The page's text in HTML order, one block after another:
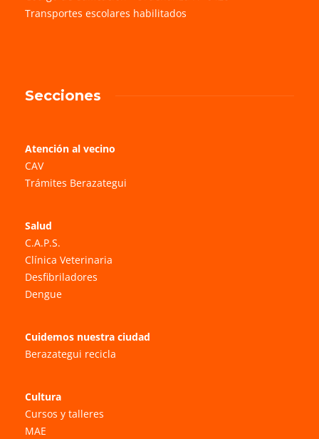
Transportes escolares habilitados
Secciones
Atención al vecino
CAV
Trámites Berazategui
Salud
C.A.P.S.
Clínica Veterinaria
Desfibriladores
Dengue
Cuidemos nuestra ciudad
Berazategui recicla
Cultura
Cursos y talleres
MAE